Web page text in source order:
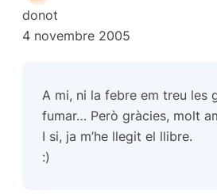
donot
4 novembre 2005
A mi, ni la febre em treu les
fumar… Però gràcies, molt
I si, ja m’he llegit el llibre.
:)